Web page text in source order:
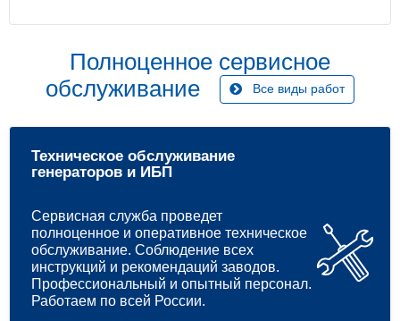
Полноценное сервисное
обслуживание
Все виды работ
Техническое обслуживание
генераторов и ИБП
Сервисная служба проведет
полноценное и оперативное техническое
обслуживание. Соблюдение всех
инструкций и рекомендаций заводов.
Профессиональный и опытный персонал.
Работаем по всей России.